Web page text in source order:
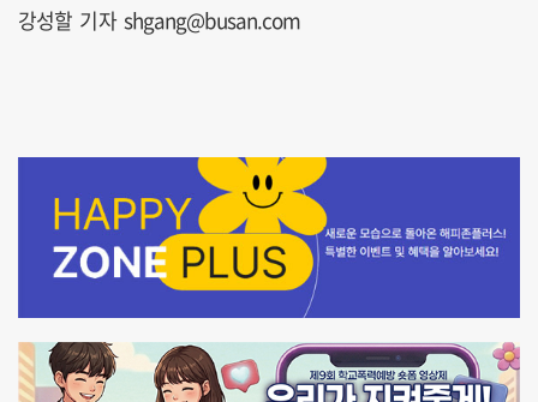
강성할 기자 shgang@busan.com